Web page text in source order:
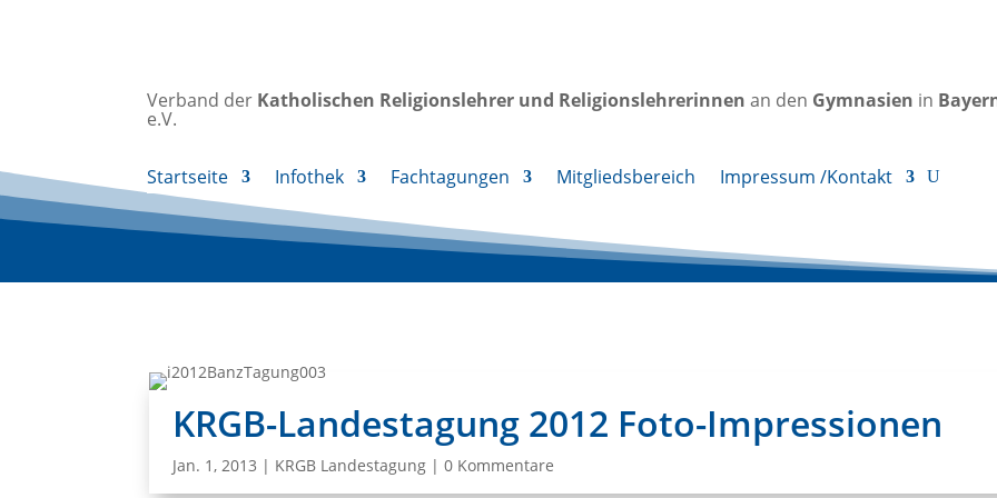
Verband der Katholischen Religionslehrer und Religionslehrerinnen an den Gymnasien in
e.V.
Startseite Infothek Fachtagungen Mitgliedsbereich Impressum /Kontakt
KRGB-Landestagung 2012 Foto-Impressionen
Jan. 1, 2013 | KRGB Landestagung |0 Kommentare